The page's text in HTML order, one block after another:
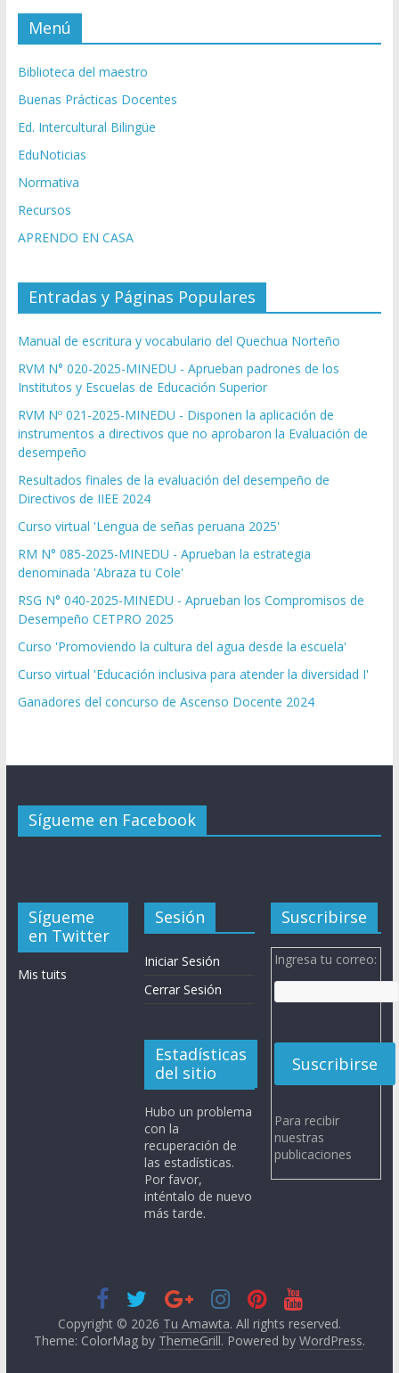
Menú
Biblioteca del maestro
Buenas Prácticas Docentes
Ed. Intercultural Bilingüe
EduNoticias
Normativa
Recursos
APRENDO EN CASA
Entradas y Páginas Populares
Manual de escritura y vocabulario del Quechua Norteño
RVM N° 020-2025-MINEDU - Aprueban padrones de los
Institutos y Escuelas de Educación Superior
RVM Nº 021-2025-MINEDU - Disponen la aplicación de
instrumentos a directivos que no aprobaron la Evaluación de
desempeño
Resultados finales de la evaluación del desempeño de
Directivos de IIEE 2024
Curso virtual 'Lengua de señas peruana 2025'
RM N° 085-2025-MINEDU - Aprueban la estrategia
denominada 'Abraza tu Cole'
RSG N° 040-2025-MINEDU - Aprueban los Compromisos de
Desempeño CETPRO 2025
Curso 'Promoviendo la cultura del agua desde la escuela'
Curso virtual 'Educación inclusiva para atender la diversidad I'
Ganadores del concurso de Ascenso Docente 2024
Sígueme en Facebook
Sígueme
en Twitter
Mis tuits
Sesión
Iniciar Sesión
Cerrar Sesión
Estadísticas
del sitio
Hubo un problema
con la
recuperación de
las estadísticas.
Por favor,
inténtalo de nuevo
más tarde.
Suscribirse
Ingresa tu correo:
Para recibir
nuestras
publicaciones
Copyright © 2026 Tu Amawta. All rights reserved.
Theme: ColorMag by ThemeGrill. Powered by WordPress.